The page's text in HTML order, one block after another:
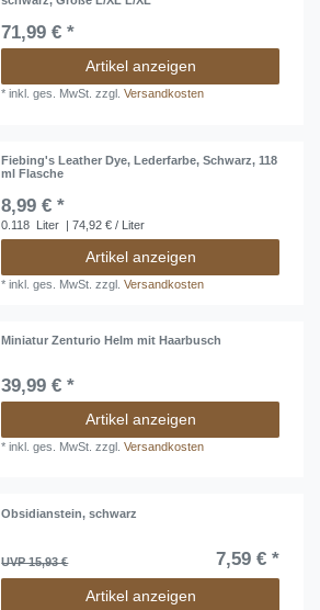
71,99 € *
Artikel anzeigen
*inkl. ges. MwSt. zzgl.Versandkosten
Fiebing's Leather Dye, Lederfarbe, Schwarz, 118
ml Flasche
8,99 € *
0.118 Liter | 74,92 € / Liter
Artikel anzeigen
*inkl. ges. MwSt. zzgl.Versandkosten
Miniatur Zenturio Helm mit Haarbusch
39,99 € *
Artikel anzeigen
*inkl. ges. MwSt. zzgl.Versandkosten
Obsidianstein, schwarz
UVP 15,93 € 7,59 € *
Artikel anzeigen